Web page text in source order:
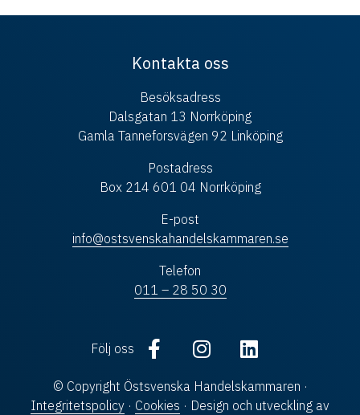
Kontakta oss
Besöksadress
Dalsgatan 13 Norrköping
Gamla Tanneforsvägen 92 Linköping
Postadress
Box 214 601 04 Norrköping
E-post
info@ostsvenskahandelskammaren.se
Telefon
011 – 28 50 30
Följ oss
© Copyright Östsvenska Handelskammaren ·
Integritetspolicy · Cookies · Design och utveckling av